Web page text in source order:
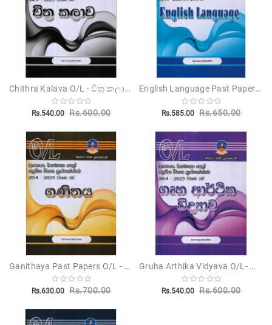
Chithra Kalava O/L - චිත්‍ර කලාව සා-පෙළ
Rs.540.00 Rs.600.00
English Language Past Papers O/L
Rs.585.00 Rs.650.00
Ganithaya Past Papers O/L - ගණිතය සා-පෙළ
Rs.630.00 Rs.700.00
Gruha Arthika Vidyava O/L- ගෘහ ආර්ථික විද්‍යාව සා-පෙළ
Rs.540.00 Rs.600.00